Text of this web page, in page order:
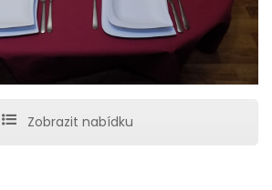
Zobrazit nabídku